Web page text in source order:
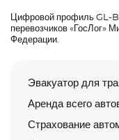
Цифровой профиль GL-
перевозчиков «ГосЛог»
Федерации.
Эвакуатор для
Аренда всего
Страхование